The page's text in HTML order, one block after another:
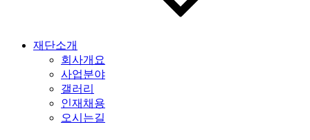
재단소개
회사개요
사업분야
갤러리
인재채용
오시는길